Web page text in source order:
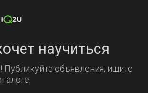
научиться
Публикуйте объявления, ищите